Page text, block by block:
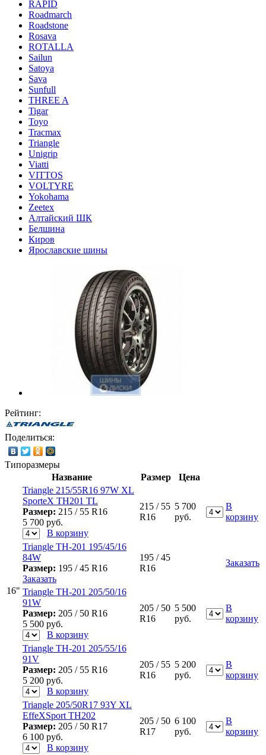
RAPID
Roadmarch
Roadstone
Rosava
ROTALLA
Sailun
Satoya
Sava
Sunfull
THREE A
Tigar
Toyo
Tracmax
Triangle
Unigrip
Viatti
VITTOS
VOLTYRE
Yokohama
Zeetex
Алтайский ШК
Белшина
Киров
Ярославские шины
Рейтинг:
Поделиться:
Типоразмеры
Название
Размер Цена
16"
Triangle 215/55R16 97W XL
SporteX TH201 TL
Размер: 215 / 55 R16
5 700 руб.
В корзину
215 / 55
R16
5 700
руб.
В
корзину
Triangle ТН-201 195/45/16
84W
Размер: 195 / 45 R16
Заказать
195 / 45
R16
Заказать
Triangle ТН-201 205/50/16
91W
Размер: 205 / 50 R16
5 500 руб.
В корзину
205 / 50
R16
5 500
руб.
В
корзину
Triangle ТН-201 205/55/16
91V
Размер: 205 / 55 R16
5 200 руб.
В корзину
205 / 55
R16
5 200
руб.
В
корзину
Triangle 205/50R17 93Y XL
EffeXSport TH202
Размер: 205 / 50 R17
6 100 руб.
В корзину
205 / 50
R17
6 100
руб.
В
корзину